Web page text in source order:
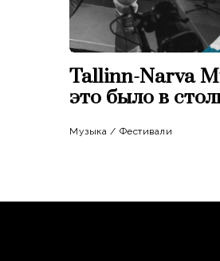
Tallinn-Narva
это было в
Музыка / Фестивали